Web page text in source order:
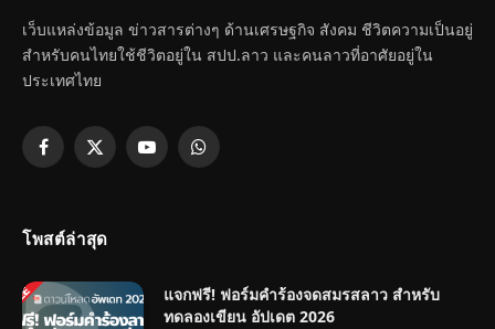
เว็บแหล่งข้อมูล ข่าวสารต่างๆ ด้านเศรษฐกิจ สังคม ชีวิตความเป็นอยู่
สำหรับคนไทยใช้ชีวิตอยู่ใน สปป.ลาว และคนลาวที่อาศัยอยู่ใน
ประเทศไทย
Facebook
X
YouTubeWhatsApp
โพสต์ล่าสุด
แจกฟรี! ฟอร์มคำร้องจดสมรสลาว สำหรับ
ทดลองเขียน อัปเดต 2026